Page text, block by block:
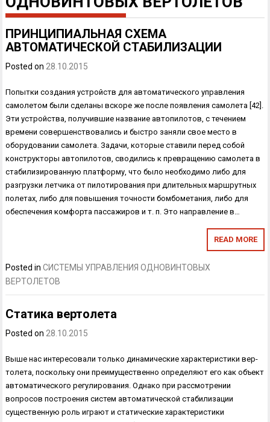
ПРИНЦИПИАЛЬНАЯ СХЕМА
АВТОМАТИЧЕСКОЙ СТАБИЛИЗАЦИИ
Posted on28.10.2015
Попытки создания устройств для автоматического управления
само­летом были сделаны вскоре же после появления самолета [42].
Эти устрой­ства, получившие название автопилотов, с течением
времени совершен­ствовались и быстро заняли свое место в
оборудовании самолета. Задачи, которые ставили перед собой
конструкторы автопилотов, сводились к превращению самолета в
стабилизированную платформу, что было необходимо либо для
разгрузки летчика от пилотирования при длительных маршрутных
полетах, либо для повышения точности бом­бометания, либо для
обеспечения комфорта пассажиров и т. п. Это на­правление в…
READ MORE
Posted inСИСТЕМЫ УПРАВЛЕНИЯ ОДНОВИНТОВЫХ
ВЕРТОЛЕТОВ
Статика вертолета
Posted on 28.10.2015
Выше нас интересовали только динамические характеристики вер­
толета, поскольку они преимущественно определяют его как объект
автоматического регулирования. Однако при рассмотрении
вопросов построения систем автоматической стабилизации
существенную роль играют и статические характеристики